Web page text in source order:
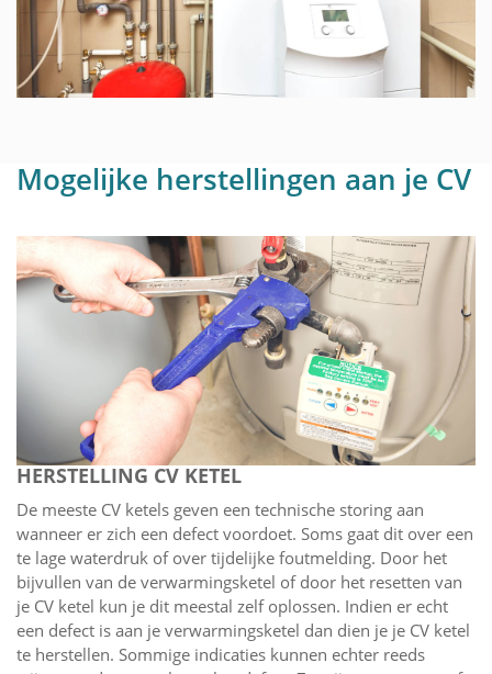
Mogelijke herstellingen aan je CV
HERSTELLING CV KETEL
De meeste CV ketels geven een technische storing aan
wanneer er zich een defect voordoet. Soms gaat dit over een
te lage waterdruk of over tijdelijke foutmelding. Door het
bijvullen van de verwarmingsketel of door het resetten van
je CV ketel kun je dit meestal zelf oplossen. Indien er echt
een defect is aan je verwarmingsketel dan dien je je CV ketel
te herstellen. Sommige indicaties kunnen echter reeds